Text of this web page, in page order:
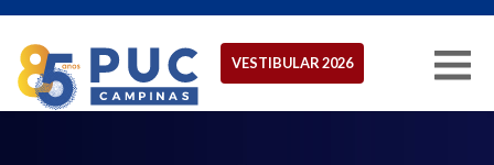
VESTIBULAR 2026